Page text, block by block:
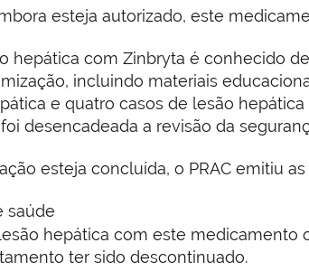
esteja autorizado, este
hepática com Zinbryta é conhecido
incluindo materiais
e quatro casos de lesão
desencadeada a revisão da
esteja concluída, o PRAC emitiu
saúde
hepática com este
ter sido descontinuado.